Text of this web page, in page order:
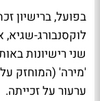
בפועל, ברישיון
לוקסנבורג-
שני רישיונות
'מירה' (המוחזק
ערעור על זכייתה.